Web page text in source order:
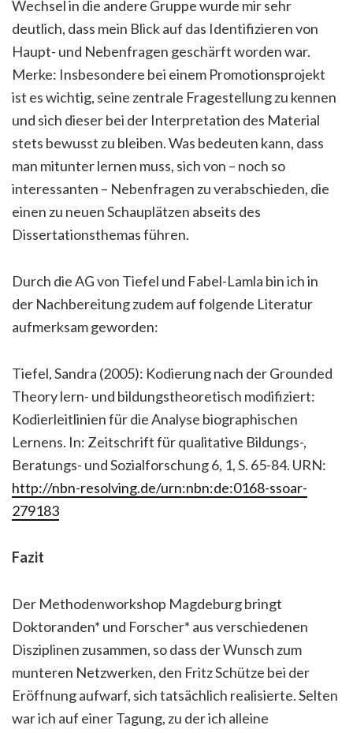
Wechsel in die andere Gruppe wurde mir sehr
deutlich, dass mein Blick auf das Identifizieren von
Haupt- und Nebenfragen geschärft worden war.
Merke: Insbesondere bei einem Promotionsprojekt
ist es wichtig, seine zentrale Fragestellung zu kennen
und sich dieser bei der Interpretation des Material
stets bewusst zu bleiben. Was bedeuten kann, dass
man mitunter lernen muss, sich von – noch so
interessanten – Nebenfragen zu verabschieden, die
einen zu neuen Schauplätzen abseits des
Dissertationsthemas führen.
Durch die AG von Tiefel und Fabel-Lamla bin ich in
der Nachbereitung zudem auf folgende Literatur
aufmerksam geworden:
Tiefel, Sandra (2005): Kodierung nach der Grounded
Theory lern- und bildungstheoretisch modifiziert:
Kodierleitlinien für die Analyse biographischen
Lernens. In: Zeitschrift für qualitative Bildungs-,
Beratungs- und Sozialforschung 6, 1, S. 65-84. URN:
http://nbn-resolving.de/urn:nbn:de:0168-ssoar-
279183
Fazit
Der Methodenworkshop Magdeburg bringt
Doktoranden* und Forscher* aus verschiedenen
Disziplinen zusammen, so dass der Wunsch zum
munteren Netzwerken, den Fritz Schütze bei der
Eröffnung aufwarf, sich tatsächlich realisierte. Selten
war ich auf einer Tagung, zu der ich alleine